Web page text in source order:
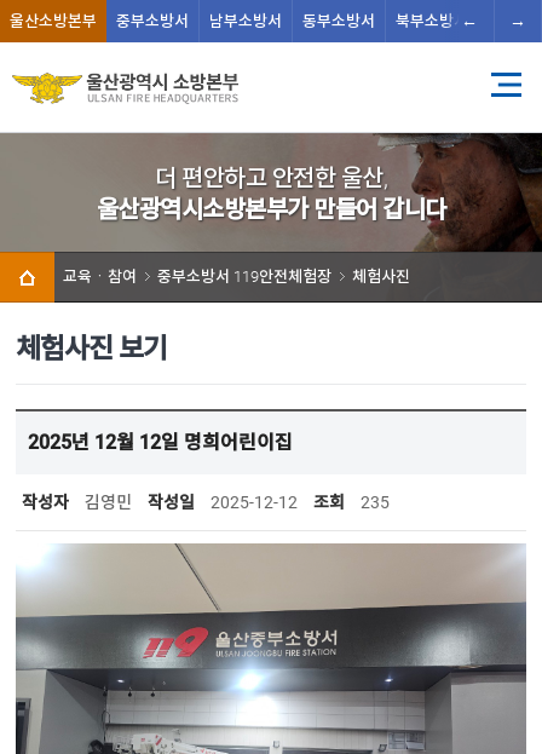
←
울산소방본부 중부소방서 남부소방서 동부소방서 북부소방서 남울주
→
더 편안하고 안전한 울산,
울산광역시소방본부가 만들어 갑니다
교육ㆍ참여 중부소방서 119안전체험장 체험사진
체험사진 보기
2025년 12월 12일 명희어린이집
작성자 김영민 작성일 2025-12-12 조회 235